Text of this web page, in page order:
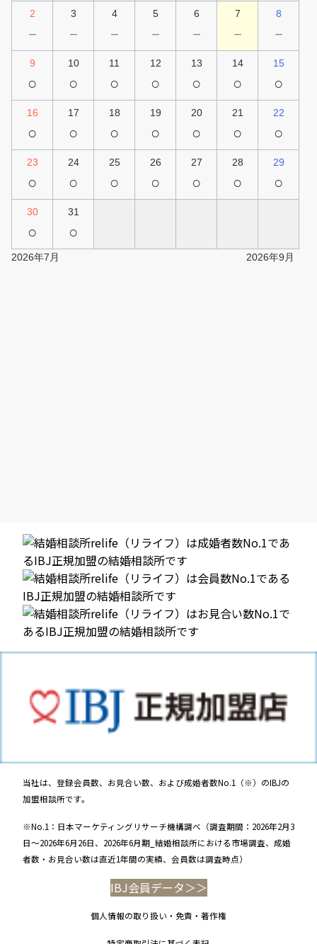
2
－
3
－
4
－
5
－
6
－
7
－
8
－
9
○
10
○
11
○
12
○
13
○
14
○
15
○
16
○
17
○
18
○
19
○
20
○
21
○
22
○
23
○
24
○
25
○
26
○
27
○
28
○
29
○
30
○
31
○
2026年7月 2026年9月
当社は、登録会員数、お見合い数、および成婚者数No.1（※）のIBJの
加盟相談所です。
※No.1：日本マーケティングリサーチ機構調べ（調査期間：2026年2月3
日～2026年6月26日、2026年6月期_結婚相談所における市場調査、成婚
者数・お見合い数は直近1年間の実績、会員数は調査時点）
IBJ会員データ＞＞
個人情報の取り扱い・免責・著作権